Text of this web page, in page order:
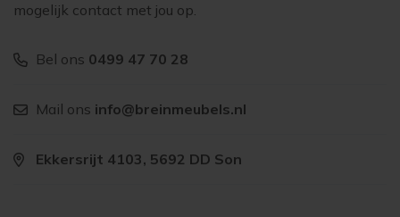
mogelijk contact met jou op.
Bel ons 0499 47 70 28
Mail ons info@breinmeubels.nl
Ekkersrijt 4103, 5692 DD Son